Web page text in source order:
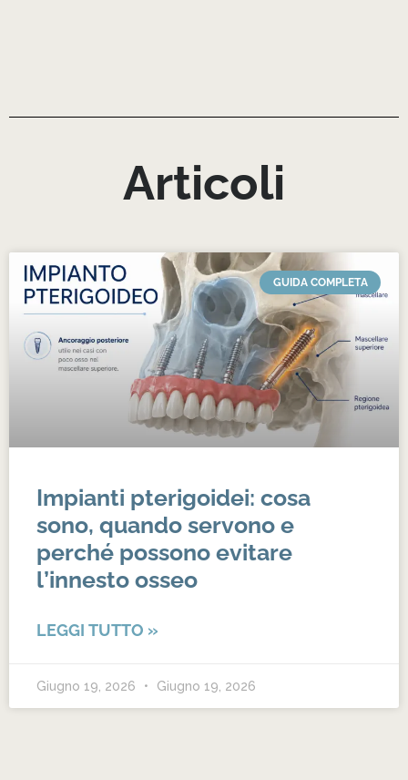
Articoli
GUIDA COMPLETA
Impianti pterigoidei: cosa
sono, quando servono e
perché possono evitare
l’innesto osseo
LEGGI TUTTO »
Giugno 19, 2026 Giugno 19, 2026